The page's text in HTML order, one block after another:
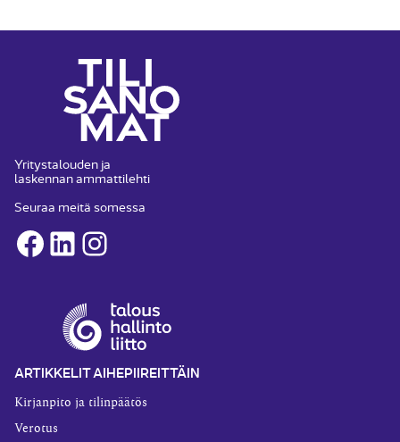
Yritystalouden ja
laskennan ammattilehti
Seuraa meitä somessa
Facebook
LinkedInInstagram
ARTIKKELIT AIHEPIIREITTÄIN
Kirjanpito ja tilinpäätös
Verotus